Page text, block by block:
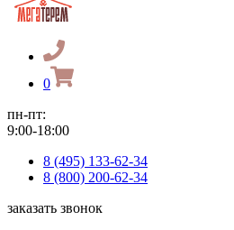
0
пн-пт:
9:00-18:00
8 (495) 133-62-34
8 (800) 200-62-34
заказать звонок